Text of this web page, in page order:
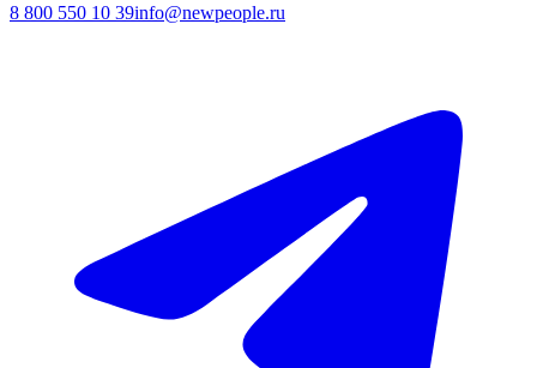
8 800 550 10 39info@newpeople.ru